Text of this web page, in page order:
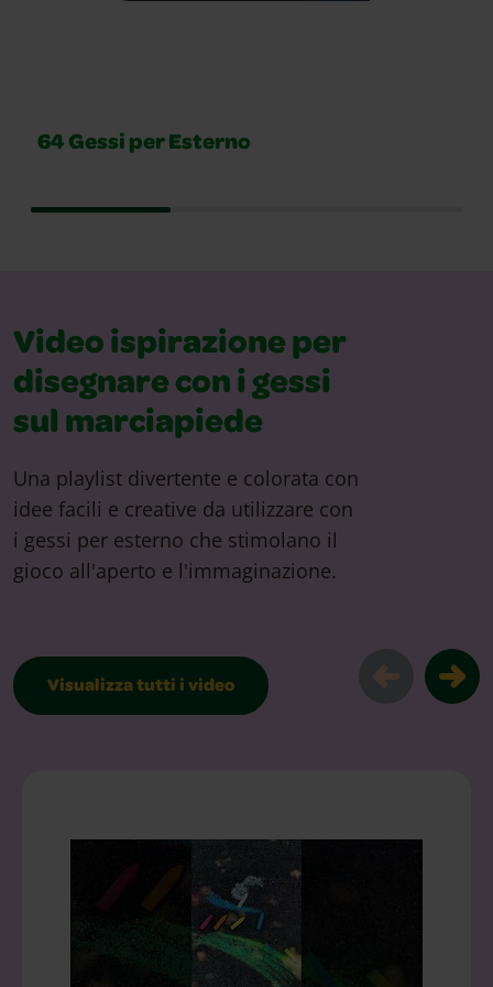
64 Gessi per Esterno
Video ispirazione per
disegnare con i gessi
sul marciapiede
Una playlist divertente e colorata con
idee facili e creative da utilizzare con
i gessi per esterno che stimolano il
gioco all'aperto e l'immaginazione.
Visualizza tutti i video